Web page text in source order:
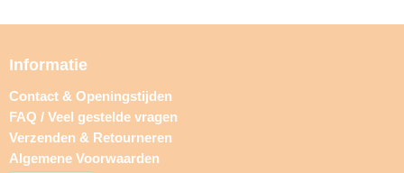
Informatie
Contact & Openingstijden
FAQ / Veel gestelde vragen
Verzenden & Retourneren
Algemene Voorwaarden